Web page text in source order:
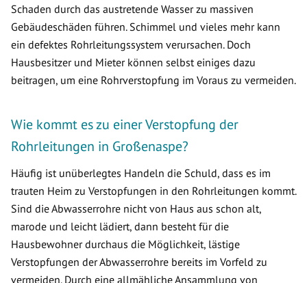
Schaden durch das austretende Wasser zu massiven
Gebäudeschäden führen. Schimmel und vieles mehr kann
ein defektes Rohrleitungssystem verursachen. Doch
Hausbesitzer und Mieter können selbst einiges dazu
beitragen, um eine Rohrverstopfung im Voraus zu vermeiden.
Wie kommt es zu einer Verstopfung der
Rohrleitungen in Großenaspe?
Häufig ist unüberlegtes Handeln die Schuld, dass es im
trauten Heim zu Verstopfungen in den Rohrleitungen kommt.
Sind die Abwasserrohre nicht von Haus aus schon alt,
marode und leicht lädiert, dann besteht für die
Hausbewohner durchaus die Möglichkeit, lästige
Verstopfungen der Abwasserrohre bereits im Vorfeld zu
vermeiden. Durch eine allmähliche Ansammlung von